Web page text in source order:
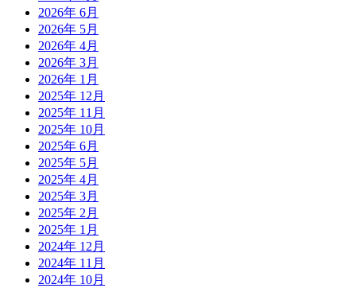
2026年 6月
2026年 5月
2026年 4月
2026年 3月
2026年 1月
2025年 12月
2025年 11月
2025年 10月
2025年 6月
2025年 5月
2025年 4月
2025年 3月
2025年 2月
2025年 1月
2024年 12月
2024年 11月
2024年 10月